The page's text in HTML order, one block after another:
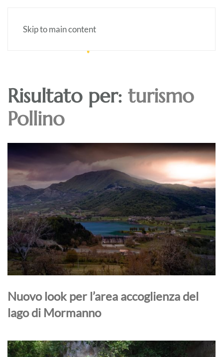
Skip to main content
Risultato per: turismo
Pollino
Nuovo look per l’area accoglienza del
lago di Mormanno